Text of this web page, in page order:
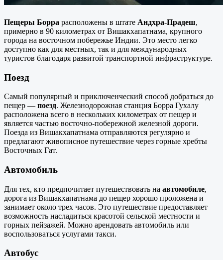
Пещеры Борра расположены в штате Андхра-Прадеш,
примерно в 90 километрах от Вишакхапатнама, крупного
города на восточном побережье Индии. Это место легко
доступно как для местных, так и для международных
туристов благодаря развитой транспортной инфраструктуре.
Поезд
Самый популярный и приключенческий способ добраться до
пещер — поезд. Железнодорожная станция Борра Гухалу
расположена всего в нескольких километрах от пещер и
является частью восточно-побережной железной дороги.
Поезда из Вишакхапатнама отправляются регулярно и
предлагают живописное путешествие через горные хребты
Восточных Гат.
Автомобиль
Для тех, кто предпочитает путешествовать на автомобиле,
дорога из Вишакхапатнама до пещер хорошо проложена и
занимает около трех часов. Это путешествие предоставляет
возможность насладиться красотой сельской местности и
горных пейзажей. Можно арендовать автомобиль или
воспользоваться услугами такси.
Автобус